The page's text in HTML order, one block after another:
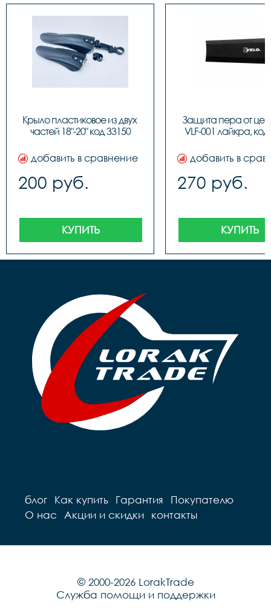
Крыло пластиковое из двух
частей 18"-20" код 33150
добавить в сравнение
200 руб.
КУПИТЬ
Защита пера от
VLF-001 лайкра, код
добавить в
270 руб.
КУПИТЬ
блог Как купить Гарантия
Покупателю
О нас
Акции и скидки контакты
© 2000-2026 LorakTrade
Служба помощи и поддержки